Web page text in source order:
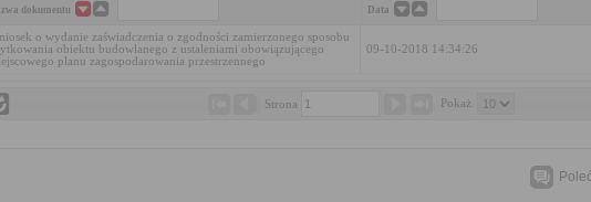
dokumentu Data
o wydanie zaświadczenia o zgodności zamierzonego sposobu
obiektu budowlanego z ustaleniami obowiązującego
planu zagospodarowania przestrzennego
09-10-2018 14:34:26
Strona Pokaż